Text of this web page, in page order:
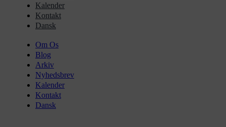
Kalender
Kontakt
Dansk
Om Os
Blog
Arkiv
Nyhedsbrev
Kalender
Kontakt
Dansk